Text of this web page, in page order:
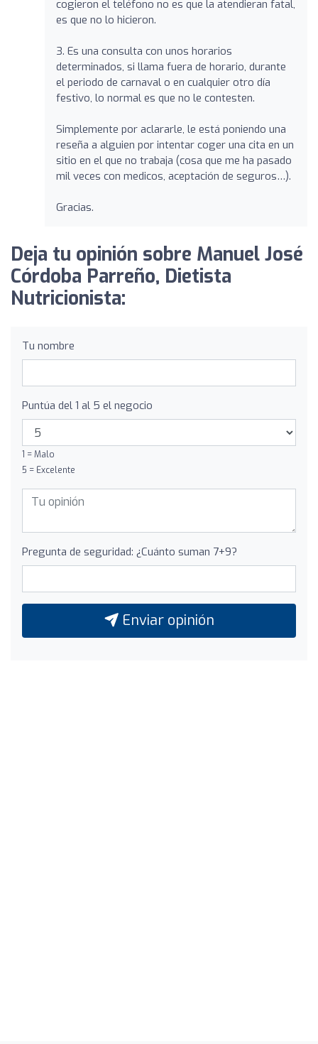
cogieron el teléfono no es que la atendieran fatal,
es que no lo hicieron.
3. Es una consulta con unos horarios
determinados, si llama fuera de horario, durante
el periodo de carnaval o en cualquier otro día
festivo, lo normal es que no le contesten.
Simplemente por aclararle, le está poniendo una
reseña a alguien por intentar coger una cita en un
sitio en el que no trabaja (cosa que me ha pasado
mil veces con medicos, aceptación de seguros…).
Gracias.
Deja tu opinión sobre Manuel José
Córdoba Parreño, Dietista
Nutricionista:
Tu nombre
Puntúa del 1 al 5 el negocio
1 = Malo
5 = Excelente
Pregunta de seguridad: ¿Cuánto suman 7+9?
Enviar opinión